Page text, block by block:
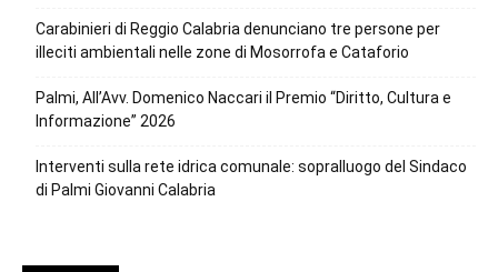
Carabinieri di Reggio Calabria denunciano tre persone per
illeciti ambientali nelle zone di Mosorrofa e Cataforio
Palmi, All’Avv. Domenico Naccari il Premio “Diritto, Cultura e
Informazione” 2026
Interventi sulla rete idrica comunale: sopralluogo del Sindaco
di Palmi Giovanni Calabria